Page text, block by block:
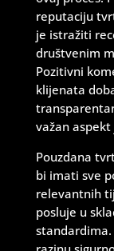
reputaciju
je istražiti
društvenim
Pozitivni
klijenata
važan
Pouzdana
bi imati sve
relevantnih
posluje u